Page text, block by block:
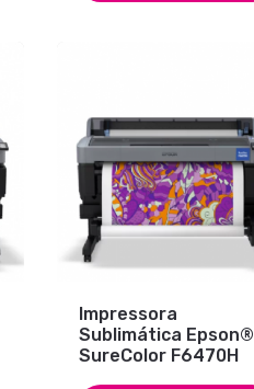
Impressora
Sublimática Epson®
SureColor F6470H